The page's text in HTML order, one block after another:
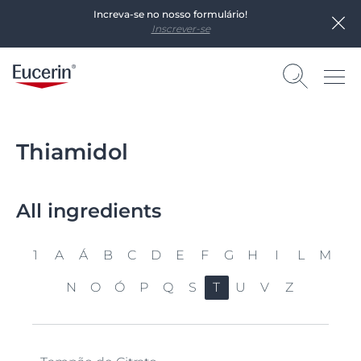
Increva-se no nosso formulário!
Inscrever-se
Thiamidol
All ingredients
1 A Á B C D E F G H I L M
N O Ó P Q S T U V Z